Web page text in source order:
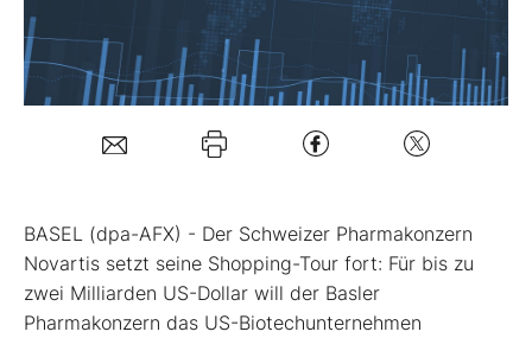
Mein Konto
BASEL (dpa-AFX) - Der Schweizer Pharmakonzern
Novartis setzt seine Shopping-Tour fort: Für bis zu
zwei Milliarden US-Dollar will der Basler
Pharmakonzern das US-Biotechunternehmen